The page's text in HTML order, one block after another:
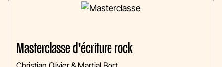
Masterclasse d’écriture rock